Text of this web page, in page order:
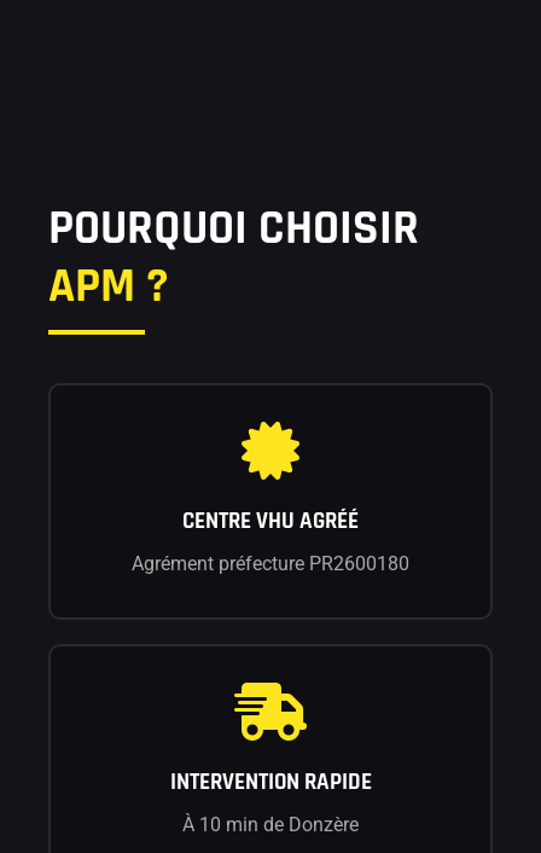
POURQUOI CHOISIR
APM ?
CENTRE VHU AGRÉÉ
Agrément préfecture PR2600180
INTERVENTION RAPIDE
À 10 min de Donzère